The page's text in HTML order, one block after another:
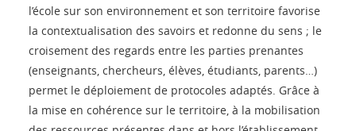
l’école sur son environnement et son territoire favorise
la contextualisation des savoirs et redonne du sens ; le
croisement des regards entre les parties prenantes
(enseignants, chercheurs, élèves, étudiants, parents…)
permet le déploiement de protocoles adaptés. Grâce à
la mise en cohérence sur le territoire, à la mobilisation